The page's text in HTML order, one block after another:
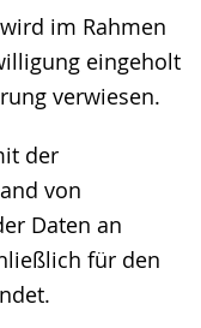
im Rahmen
eingeholt
verwiesen.
der
von
Daten an
für den